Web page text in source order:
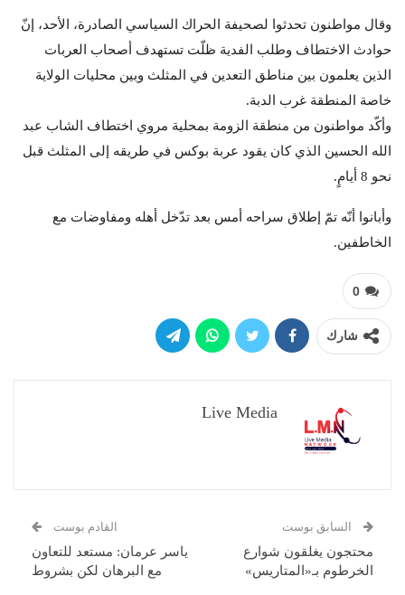
وقال مواطنون تحدثوا لصحيفة الحراك السياسي الصادرة، الأحد، إنّ
حوادث الاختطاف وطلب الفدية ظلّت تستهدف أصحاب العربات
الذين يعلمون بين مناطق التعدين في المثلث وبين محليات الولاية
خاصة المنطقة غرب الدبة.
وأكّد مواطنون من منطقة الزومة بمحلية مروي اختطاف الشاب عبد
الله الحسين الذي كان يقود عربة بوكس في طريقه إلى المثلث قبل
نحو 8 أيامٍ.
وأبانوا أنّه تمّ إطلاق سراحه أمس بعد تدّخل أهله ومفاوضات مع
الخاطفين.
0
شارك
Live Media
السابق بوست
محتجون يغلقون شوارع
الخرطوم بـ«المتاريس»
القادم بوست
ياسر عرمان: مستعد للتعاون
مع البرهان لكن بشروط